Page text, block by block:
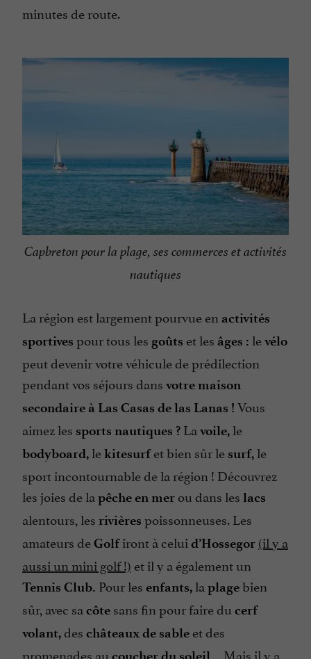
minutes de route.
Capbreton pour la plage, ses commerces et activités
nautiques
La région est largement pourvue en activités
sportives pour tous les goûts et les âges : levélo
peut devenir votre véhicule de prédilection
pendant vos séjours dans votre maison
secondaire à Las Casas de las Lanas ! Vous
aimez les sports nautiques ? La voile, le
bodyboard, lekitesurfet bien sûr le surf, le
sport incontournable de la région ! Découvrez
les joies de la pêche en mer ou dans les lacs
alentours, les rivières poissonneuses. Les
amateurs deGolfiront à celui d’Hossegor (il y a
aussi un mini golf !) et il y a également un
Tennis Club. Pour les enfants, la plage bien
sûr, avec sa côte sans fin pour faire du cerf
volant,des châteaux de sable et des
promenades au
Mais il y a